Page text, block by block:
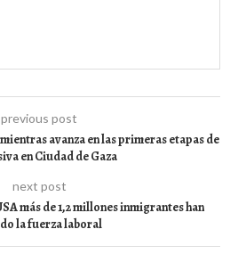
previous post
avanza en las primeras etapas de
en Ciudad de Gaza
next post
más de 1,2 millones inmigrantes han
la fuerza laboral